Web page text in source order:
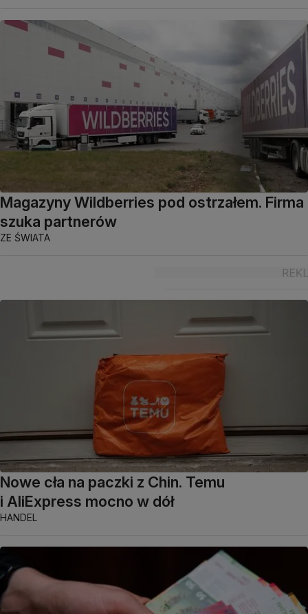
Magazyny Wildberries pod ostrzałem. Firma
szuka partnerów
ZE ŚWIATA
Nowe cła na paczki z Chin. Temu
i AliExpress mocno w dół
HANDEL